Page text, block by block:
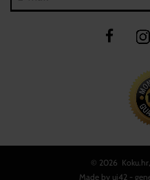
© 2026
Made by ui42 -